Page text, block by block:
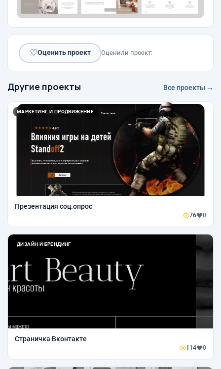
♡Оценить проект Оценили проект:
Другие проекты Все проекты →
МАРКЕТИНГ И ПРОДВИЖЕНИЕ
Презентация соц.опрос
76 0
ДИЗАЙН И БРЕНДИНГ
Страничка Вконтакте
114 0